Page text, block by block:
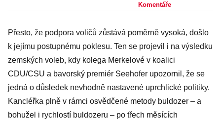
Očekávejme, že
přijíždí
obchodovat s
uprchlickými
kvótami
Komentáře
Přesto, že podpora voličů zůstává poměrně vysoká, došlo
k jejímu postupnému poklesu. Ten se projevil i na výsledku
zemských voleb, kdy kolega Merkelové v koalici
CDU/CSU a bavorský premiér Seehofer upozornil, že se
jedná o důsledek nevhodně nastavené uprchlické politiky.
Kancléřka plně v rámci osvědčené metody buldozer – a
bohužel i rychlostí buldozeru – po třech měsících